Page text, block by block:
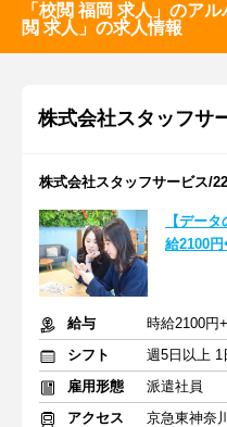
「校閲 福岡 求人」のア
閲 求人」の求人情報
株式会社スタッフサ
株式会社スタッフサービス/
【デー
給2100
給与
時給2100円
シフト
週5日以上 1
雇用形態
派遣社員
アクセス
京急東神奈